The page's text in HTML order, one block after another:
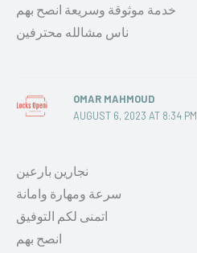
خدمة موثوقة وسريعة انصح بهم
ناس مشالله محترفين
OMAR MAHMOUD
AUGUST 6, 2023 AT 8:34 PM
نجارين بارعين
سرعة ومهارة وامانة
اتمنى لكم التوفيق
انصح بهم